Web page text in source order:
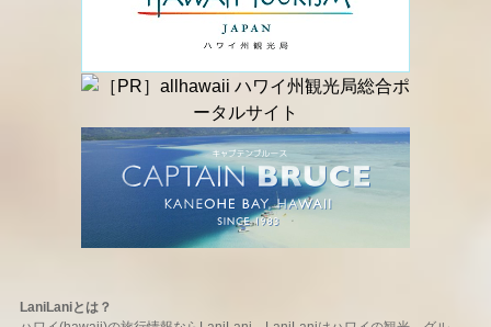
LaniLaniとは？